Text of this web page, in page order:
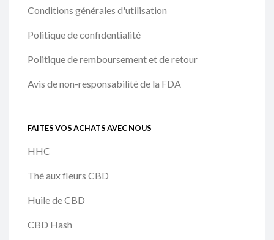
Conditions générales d'utilisation
Politique de confidentialité
Politique de remboursement et de retour
Avis de non-responsabilité de la FDA
FAITES VOS ACHATS AVEC NOUS
HHC
Thé aux fleurs CBD
Huile de CBD
CBD Hash